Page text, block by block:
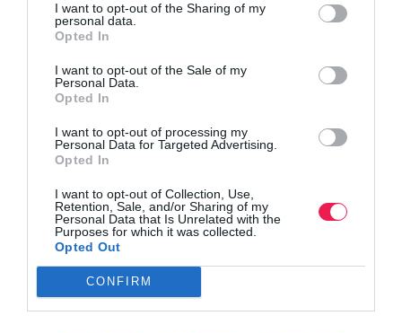
I want to opt-out of the Sharing of my
personal data.
Opted In
I want to opt-out of the Sale of my
Personal Data.
Opted In
I want to opt-out of processing my
Personal Data for Targeted Advertising.
Opted In
I want to opt-out of Collection, Use,
Retention, Sale, and/or Sharing of my
Personal Data that Is Unrelated with the
Purposes for which it was collected.
Opted Out
CONFIRM
Ακολουθήστε τοRunnermagazine